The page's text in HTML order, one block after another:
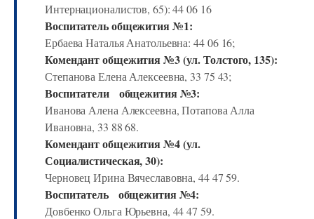
Интернационалистов, 65): 44 06 16
Воспитатель общежития №1:
Ербаева Наталья Анатольевна: 44 06 16;
Комендант общежития №3 (ул. Толстого, 135):
Степанова Елена Алексеевна, 33 75 43;
Воспитатели общежития №3:
Иванова Алена Алексеевна, Потапова Алла
Ивановна, 33 88 68.
Комендант общежития №4 (ул.
Социалистическая, 30):
Черновец Ирина Вячеславовна, 44 47 59.
Воспитатель общежития №4:
Довбенко Ольга Юрьевна, 44 47 59.